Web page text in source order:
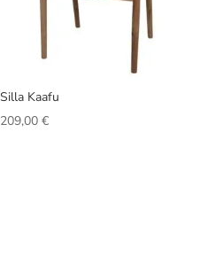
Silla Kaafu
209,00 €